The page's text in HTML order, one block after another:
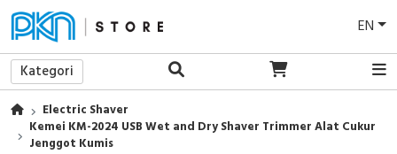
EN
Kategori
Electric Shaver
Kemei KM-2024 USB Wet and Dry Shaver Trimmer Alat Cukur
Jenggot Kumis